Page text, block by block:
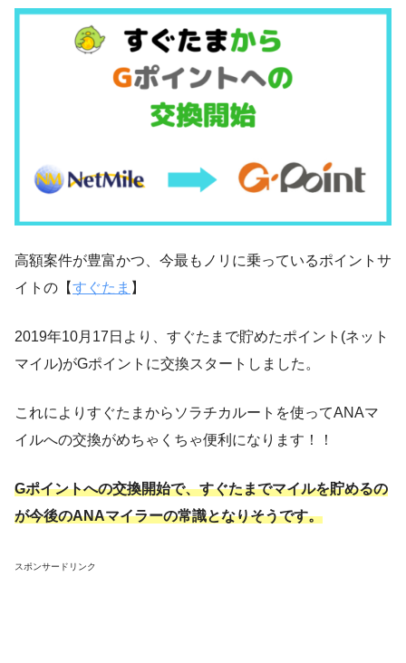
高額案件が豊富かつ、今最もノリに乗っているポイントサ
イトの【すぐたま 】
2019年10月17日より、すぐたまで貯めたポイント(ネット
マイル)がGポイントに交換スタートしました。
これによりすぐたまからソラチカルートを使ってANAマ
イルへの交換がめちゃくちゃ便利になります！！
Gポイントへの交換開始で、すぐたまでマイルを貯めるの
が今後のANAマイラーの常識となりそうです。
スポンサードリンク